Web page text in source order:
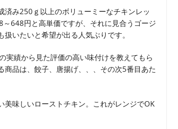
済み250ｇ以上のボリューミーなチキンレッ
648円と高単価ですが、それに見合うゴージ
いたいと希望が出る人気ぶりです。
実績から見た評価の高い味付けを教えてもら
品は、餃子、唐揚げ、、、その次5番目あた
味しいローストチキン。これがレンジでOK